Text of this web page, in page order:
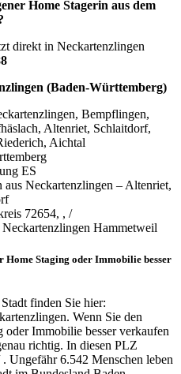
Home Stagerin aus dem
direkt in Neckartenzlingen
(Baden-Württemberg)
Bempflingen,
Altenriet, Schlaitdorf,
Aichtal
ES
aus Neckartenzlingen – Altenriet,
72654, , /
Hammetweil
Home Staging oder Immobilie besser
finden Sie hier:
Wenn Sie den
Immobilie besser verkaufen
richtig. In diesen PLZ
Ungefähr 6.542 Menschen leben